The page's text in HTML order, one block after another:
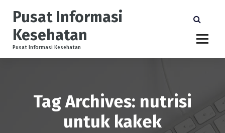
o
Pusat Informasi
Kesehatan
Pusat Informasi Kesehatan
Tag Archives: nutrisi
untuk kakek